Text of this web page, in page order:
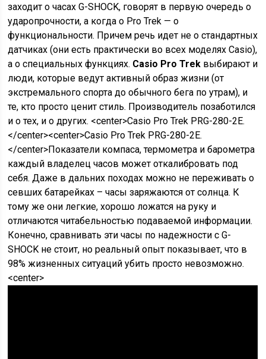
заходит о часах G-SHOCK, говорят в первую очередь о
ударопрочности, а когда о Pro Trek — о
функциональности. Причем речь идет не о стандартных
датчиках (они есть практически во всех моделях Casio),
а о специальных функциях. Casio Pro Trek выбирают и
люди, которые ведут активный образ жизни (от
экстремального спорта до обычного бега по утрам), и
те, кто просто ценит стиль. Производитель позаботился
и о тех, и о других. <center>Casio Pro Trek PRG-280-2E.
</center><center>Casio Pro Trek PRG-280-2E.
</center>Показатели компаса, термометра и барометра
каждый владелец часов может откалибровать под
себя. Даже в дальних походах можно не переживать о
севших батарейках – часы заряжаются от солнца. К
тому же они легкие, хорошо ложатся на руку и
отличаются читабельностью подаваемой информации.
Конечно, сравнивать эти часы по надежности с G-
SHOCK не стоит, но реальный опыт показывает, что в
98% жизненных ситуаций убить просто невозможно.
<center>